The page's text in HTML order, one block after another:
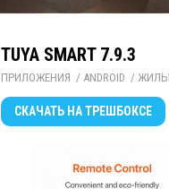
TUYA SMART 7.9.3
ПРИЛОЖЕНИЯ / ANDROID /
СКАЧАТЬ НА ТРЕШБОКСЕ